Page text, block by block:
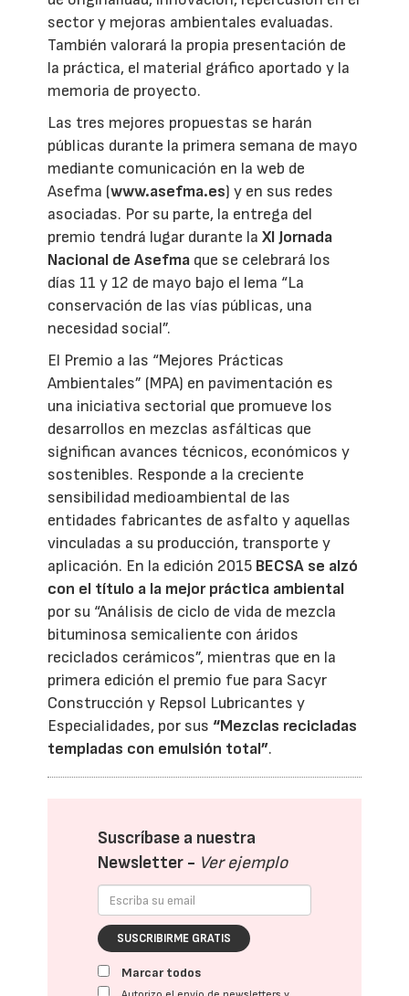
sector y mejoras ambientales evaluadas.
También valorará la propia presentación de
la práctica, el material gráfico aportado y la
memoria de proyecto.
Las tres mejores propuestas se harán
públicas durante la primera semana de mayo
mediante comunicación en la web de
Asefma (www.asefma.es) y en sus redes
asociadas. Por su parte, la entrega del
premio tendrá lugar durante laXI Jornada
Nacional de Asefma que se celebrará los
días 11 y 12 de mayo bajo el lema “La
conservación de las vías públicas, una
necesidad social”.
El Premio a las “Mejores Prácticas
Ambientales” (MPA) en pavimentación es
una iniciativa sectorial que promueve los
desarrollos en mezclas asfálticas que
significan avances técnicos, económicos y
sostenibles. Responde a la creciente
sensibilidad medioambiental de las
entidades fabricantes de asfalto y aquellas
vinculadas a su producción, transporte y
aplicación. En la edición 2015 BECSA se alzó
con el título a la mejor práctica ambiental
por su “Análisis de ciclo de vida de mezcla
bituminosa semicaliente con áridos
reciclados cerámicos”, mientras que en la
primera edición el premio fue para Sacyr
Construcción y Repsol Lubricantes y
Especialidades, por sus “Mezclas recicladas
templadas con emulsión total”.
Suscríbase a nuestra
Newsletter - Ver ejemplo
SUSCRIBIRME GRATIS
Marcar todos